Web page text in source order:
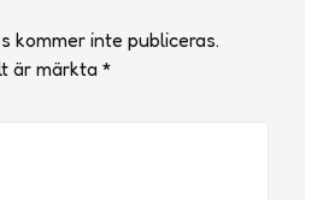
kommer inte publiceras.
är märkta *